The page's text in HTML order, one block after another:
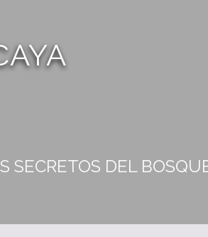
SECRETOS DEL